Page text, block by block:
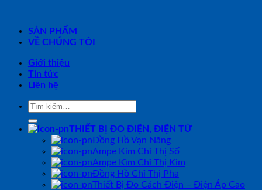
SẢN PHẨM
VỀ CHÚNG TÔI
Giới thiệu
Tin tức
Liên hệ
Tìm
THIẾT BỊ ĐO ĐIỆN, ĐIỆN TỬ
Đồng Hồ Vạn Năng
Ampe Kìm Chỉ Thị Số
Ampe Kìm Chỉ Thị Kim
Đồng Hồ Chỉ Thị Pha
Thiết Bị Đo Cách Điện – Điện Áp Cao